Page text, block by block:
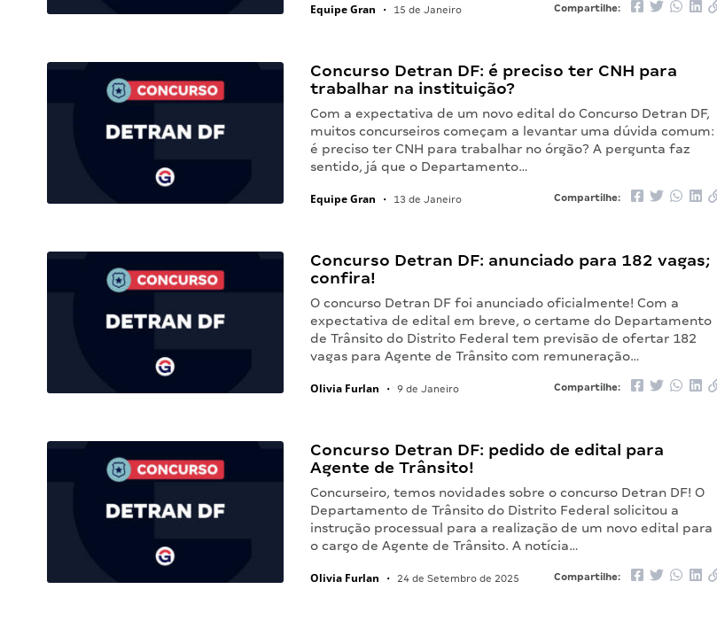
Equipe Gran • 15 de Janeiro Compartilhe:
Concurso Detran DF: é preciso ter CNH para
trabalhar na instituição?
Com a expectativa de um novo edital do Concurso Detran DF,
muitos concurseiros começam a levantar uma dúvida comum:
é preciso ter CNH para trabalhar no órgão? A pergunta faz
sentido, já que o Departamento…
Equipe Gran • 13 de Janeiro Compartilhe:
Concurso Detran DF: anunciado para 182 vagas;
confira!
O concurso Detran DF foi anunciado oficialmente! Com a
expectativa de edital em breve, o certame do Departamento
de Trânsito do Distrito Federal tem previsão de ofertar 182
vagas para Agente de Trânsito com remuneração…
Olivia Furlan • 9 de Janeiro Compartilhe:
Concurso Detran DF: pedido de edital para
Agente de Trânsito!
Concurseiro, temos novidades sobre o concurso Detran DF! O
Departamento de Trânsito do Distrito Federal solicitou a
instrução processual para a realização de um novo edital para
o cargo de Agente de Trânsito. A notícia…
Olivia Furlan • 24 de Setembro de 2025 Compartilhe: